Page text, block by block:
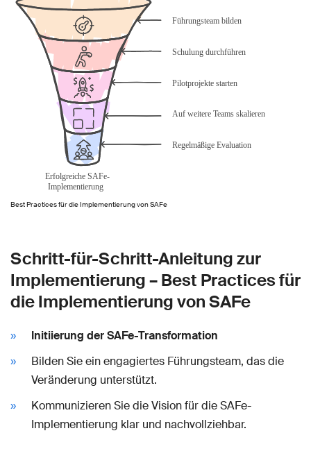
Best Practices für die Implementierung von SAFe
Schritt-für-Schritt-Anleitung zur
Implementierung – Best Practices für
die Implementierung von SAFe
Initiierung der SAFe-Transformation
Bilden Sie ein engagiertes Führungsteam, das die
Veränderung unterstützt.
Kommunizieren Sie die Vision für die SAFe-
Implementierung klar und nachvollziehbar.